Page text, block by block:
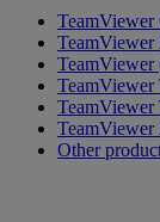
TeamViewer
TeamViewer
TeamViewer
TeamViewer
TeamViewer
TeamViewer
Other